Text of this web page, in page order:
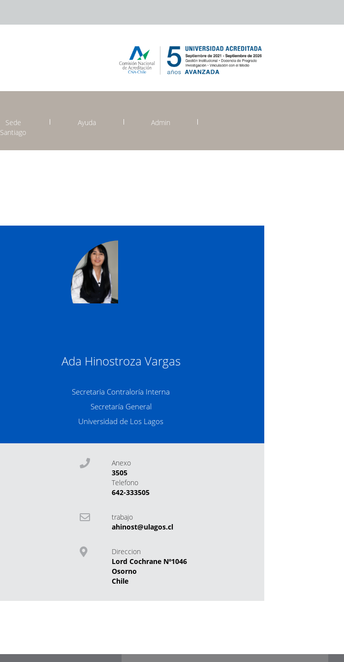
Sede
Santiago
Ayuda Admin
Ada Hinostroza Vargas
Secretaria Contraloría Interna
Secretaría General
Universidad de Los Lagos
Anexo
3505
Telefono
642-333505
trabajo
ahinost@ulagos.cl
Direccion
Lord Cochrane Nº1046
Osorno
Chile